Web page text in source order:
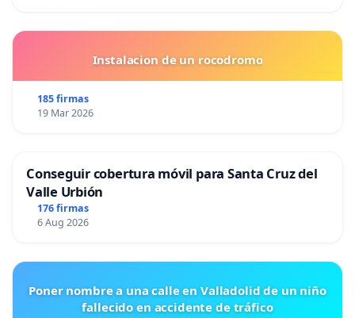
Instalacion de un rocodromo
185 firmas
19 Mar 2026
Conseguir cobertura móvil para Santa Cruz del
Valle Urbión
176 firmas
6 Aug 2026
Poner nombre a una calle en Valladolid de un niño
fallecido en accidente de tráfico